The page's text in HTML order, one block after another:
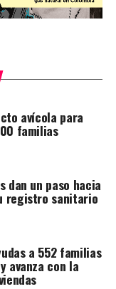
avícola para
familias
dan un paso hacia
registro sanitario
a 552 familias
avanza con la